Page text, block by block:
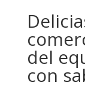
del
con